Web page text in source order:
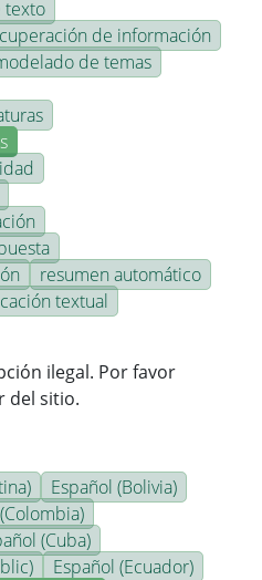
texto
de información
de temas
resumen automático
textual
ilegal. Por favor
del sitio.
Español (Bolivia)
(Cuba)
Español (Ecuador)